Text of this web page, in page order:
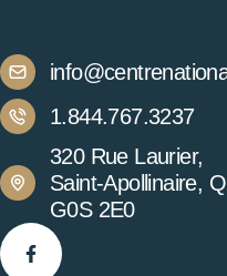
1.844.767.3237
320 Rue Laurier,
Saint-Apollinaire,
G0S 2E0